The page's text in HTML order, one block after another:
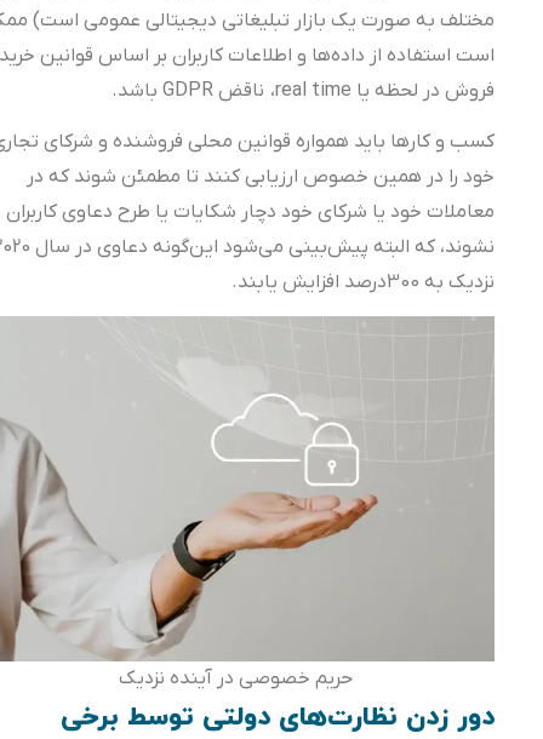
مختلف به صورت یک بازار تبلیغاتی دیجیتالی عمومی است) ممکن
است استفاده از داده‌ها و اطلاعات کاربران بر اساس قوانین خرید و
فروش‌ در لحظه یا real time، ناقض GDPR باشد.
کسب و کارها باید همواره قوانین محلی فروشنده و شرکای تجاری
خود را در همین خصوص ارزیابی کنند تا مطمئن شوند که در
معاملات خود یا شرکای خود دچار شکایات یا طرح‌ دعاوی کاربران
نشوند، که البته پیش‌بینی می‌شود این‌گونه دعاوی در سال 2020
نزدیک به 300درصد افزایش یابند.
حریم خصوصی در آینده نزدیک
دور زدن نظارت‌های دولتی توسط برخی